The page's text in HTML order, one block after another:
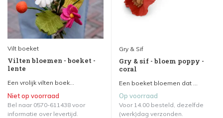
Vilt boeket
Vilten bloemen - boeket -
lente
Een vrolijk vilten boek...
Niet op voorraad
Bel naar 0570-611438 voor
informatie over levertijd.
Gry & Sif
Gry & sif - bloem poppy -
coral
Een boeket bloemen dat ...
Op voorraad
Voor 14.00 besteld, dezelfde
(werk)dag verzonden.